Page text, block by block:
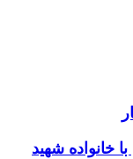
خانواده شهید